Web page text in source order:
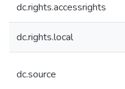
dc.rights.accessrights
dc.rights.local
dc.source